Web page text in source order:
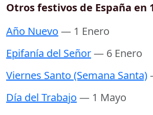
Otros festivos de España en
Año Nuevo — 1 Enero
Epifanía del Señor— 6 Enero
Viernes Santo (Semana Santa)
Día del Trabajo — 1 Mayo